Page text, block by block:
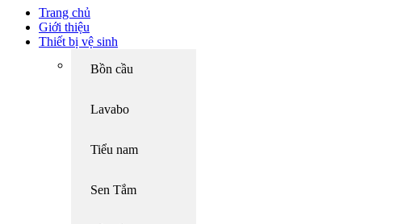
Trang chủ
Giới thiệu
Thiết bị vệ sinh
Bồn cầu
Lavabo
Tiểu nam
Sen Tắm